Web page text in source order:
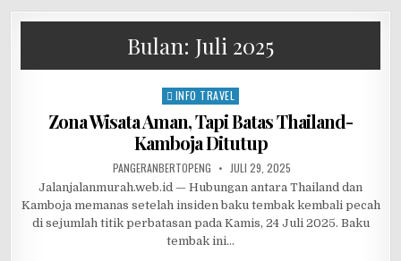
Bulan: Juli 2025
Posted in
INFO TRAVEL
Zona Wisata Aman, Tapi Batas Thailand-
Kamboja Ditutup
AUTHOR:
PANGERANBERTOPENG PUBLISHED DATE:
JULI 29, 2025
Jalanjalanmurah.web.id — Hubungan antara Thailand dan
Kamboja memanas setelah insiden baku tembak kembali pecah
di sejumlah titik perbatasan pada Kamis, 24 Juli 2025. Baku
tembak ini…